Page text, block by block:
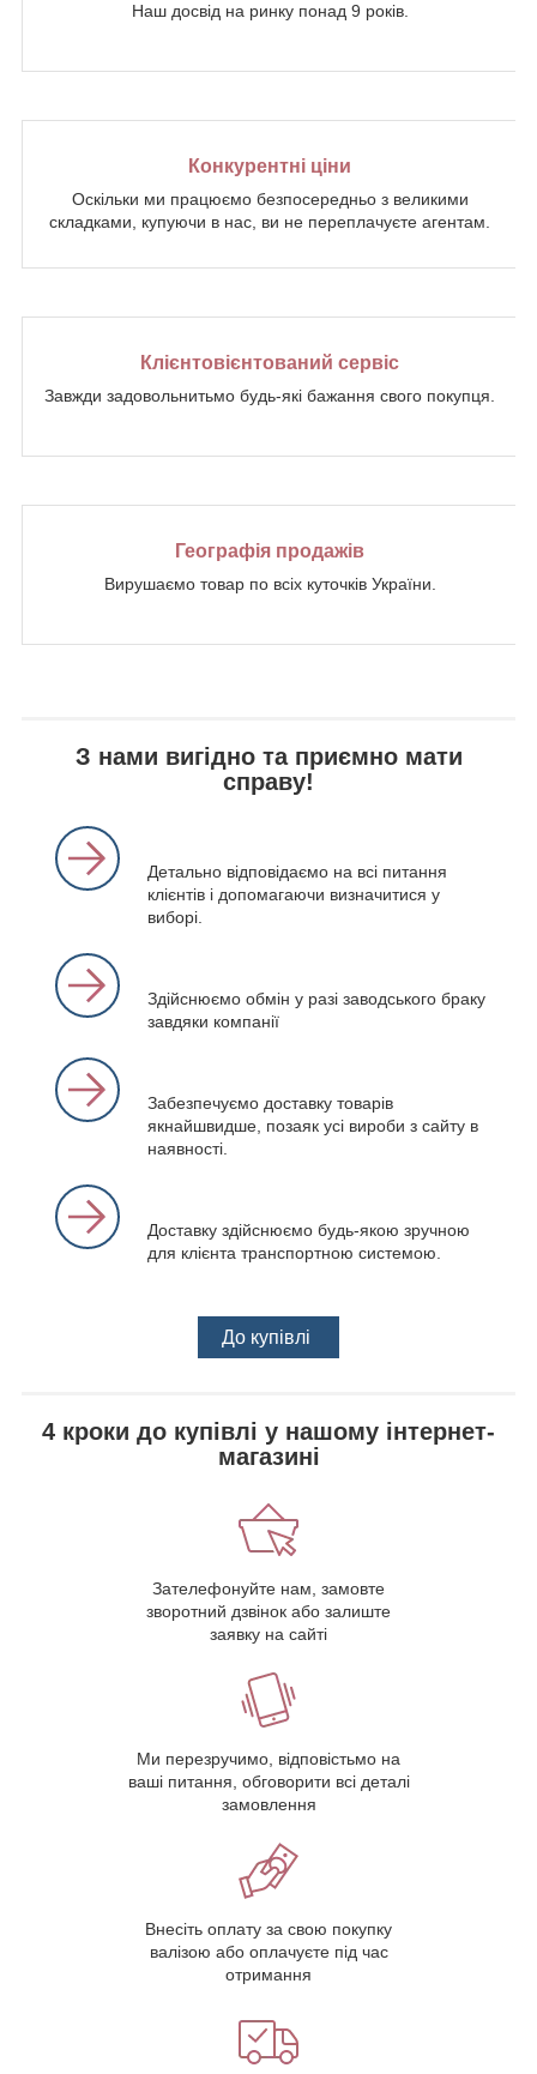
Наш досвід на ринку понад 9 років.
Конкурентні ціни
Оскільки ми працюємо безпосередньо з великими
складками, купуючи в нас, ви не переплачуєте агентам.
Клієнтовієнтований сервіс
Завжди задовольнитьмо будь-які бажання свого покупця.
Географія продажів
Вирушаємо товар по всіх куточків України.
З нами вигідно та приємно мати
справу!
Детально відповідаємо на всі питання
клієнтів і допомагаючи визначитися у
виборі.
Здійснюємо обмін у разі заводського браку
завдяки компанії
Забезпечуємо доставку товарів
якнайшвидше, позаяк усі вироби з сайту в
наявності.
Доставку здійснюємо будь-якою зручною
для клієнта транспортною системою.
До купівлі
4 кроки до купівлі у нашому інтернет-
магазині
Зателефонуйте нам, замовте
зворотний дзвінок або залиште
заявку на сайті
Ми перезручимо, відповістьмо на
ваші питання, обговорити всі деталі
замовлення
Внесіть оплату за свою покупку
валізою або оплачуєте під час
отримання